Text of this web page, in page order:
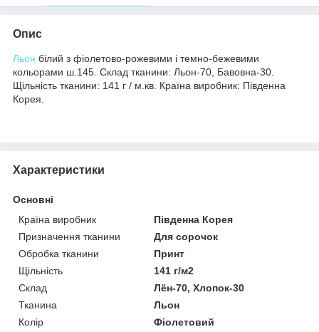
Опис
Льон білий з фіолетово-рожевими і темно-бежевими
кольорами ш.145. Склад тканини: Льон-70, Бавовна-30.
Щільність тканини: 141 г / м.кв. Країна виробник: Південна
Корея.
Характеристики
Основні
Країна виробник
Південна Корея
Призначення тканини
Для сорочок
Обробка тканини
Принт
Щільність
141 г/м2
Склад
Лён-70, Хлопок-30
Тканина
Льон
Колір
Фіолетовий